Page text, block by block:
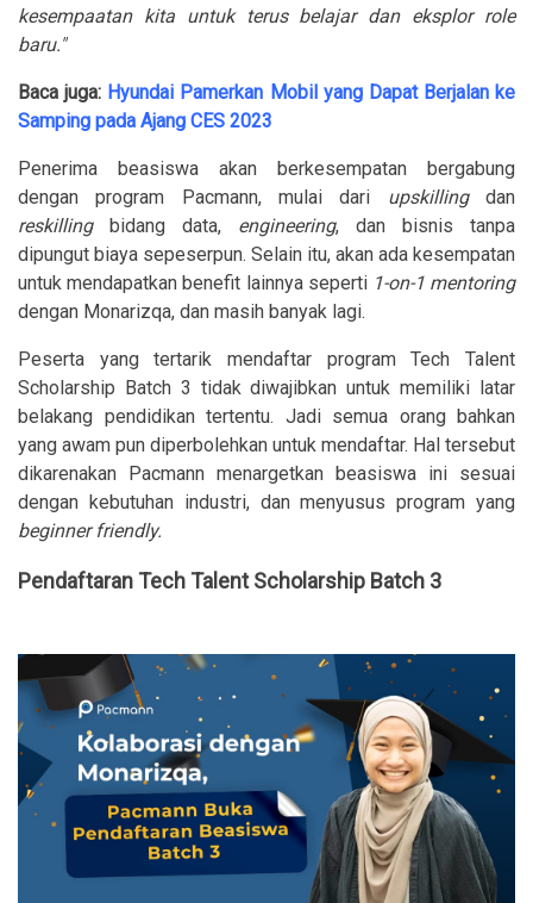
kesempaatan kita untuk terus belajar dan eksplor role
baru."
Baca juga: Hyundai Pamerkan Mobil yang Dapat Berjalan ke
Samping pada Ajang CES 2023
Penerima beasiswa akan berkesempatan bergabung
dengan program Pacmann, mulai dari upskillingdan
reskillingbidang data, engineering, dan bisnis tanpa
dipungut biaya sepeserpun. Selain itu, akan ada kesempatan
untuk mendapatkan benefit lainnya seperti 1-on-1 mentoring
dengan Monarizqa, dan masih banyak lagi.
Peserta yang tertarik mendaftar program Tech Talent
Scholarship Batch 3 tidak diwajibkan untuk memiliki latar
belakang pendidikan tertentu. Jadi semua orang bahkan
yang awam pun diperbolehkan untuk mendaftar. Hal tersebut
dikarenakan Pacmann menargetkan beasiswa ini sesuai
dengan kebutuhan industri, dan menyusus program yang
beginner friendly.
Pendaftaran Tech Talent Scholarship Batch 3